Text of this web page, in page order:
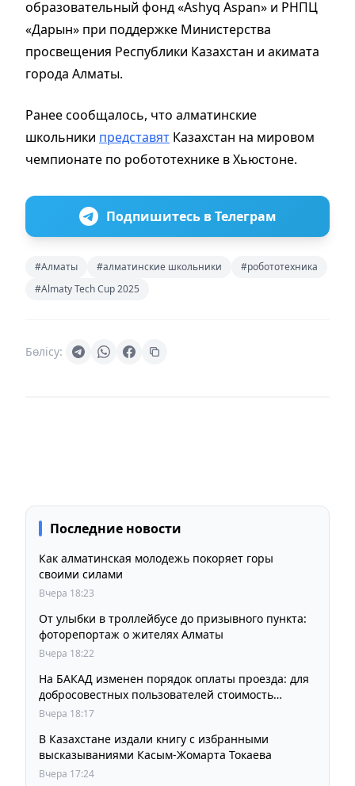
образовательный фонд «Ashyq Aspan» и РНПЦ
«Дарын» при поддержке Министерства
просвещения Республики Казахстан и акимата
города Алматы.
Ранее сообщалось, что алматинские
школьники представят Казахстан на мировом
чемпионате по робототехнике в Хьюстоне.
Подпишитесь в Телеграм
#Алматы #алматинские школьники
#робототехника
#Almaty Tech Cup 2025
Бөлісу:
Последние новости
Как алматинская молодежь покоряет горы
своими силами
Вчера 18:23
От улыбки в троллейбусе до призывного пункта:
фоторепортаж о жителях Алматы
Вчера 18:22
На БАКАД изменен порядок оплаты проезда: для
добросовестных пользователей стоимость
остается прежней
Вчера 18:17
В Казахстане издали книгу с избранными
высказываниями Касым-Жомарта Токаева
Вчера 17:24